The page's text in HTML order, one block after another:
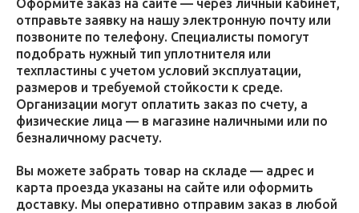
Оформите заказ на сайте — через личный кабинет,
отправьте заявку на нашу электронную почту или
позвоните по телефону. Специалисты помогут
подобрать нужный тип уплотнителя или
техпластины с учетом условий эксплуатации,
размеров и требуемой стойкости к среде.
Организации могут оплатить заказ по счету, а
физические лица — в магазине наличными или по
безналичному расчету.
Вы можете забрать товар на складе — адрес и
карта проезда указаны на сайте или оформить
доставку. Мы оперативно отправим заказ в любой